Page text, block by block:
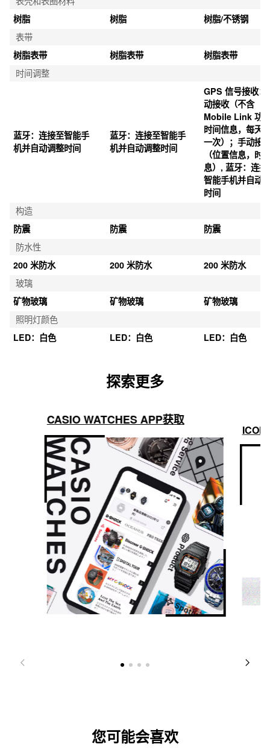
树脂
树脂
树脂/不锈钢
表带
树脂表带
树脂表带
树脂表带
时间调整
蓝牙：连接至智能手
机并自动调整时间
蓝牙：连接至智能手
机并自动调整时间
GPS 信号接收：
动接收（不含
Mobile Link 功
时间信息，每天
一次）；手动接
（位置信息，时
息）, 蓝牙：连接
智能手机并自动
时间
构造
防震
防震
防震
防水性
200 米防水
200 米防水
200 米防水
玻璃
矿物玻璃
矿物玻璃
矿物玻璃
照明灯颜色
LED：白色
LED：白色 LED：白色
探索更多
CASIO WATCHES APP获取
您可能会喜欢